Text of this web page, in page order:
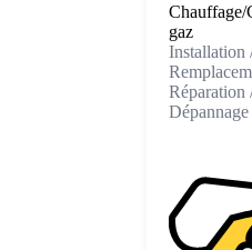
Chauffage/
gaz
Installation
Réparation
Dépannage